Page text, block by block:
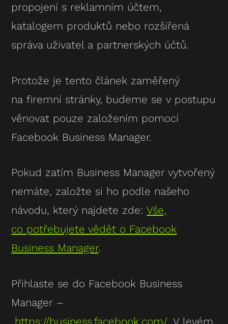
propojení s reklamním účtem,
katalogem produktů nebo rozšířená
správa uživatel a partnerských účtů.
Protože je tento článek zaměřený
na firemní stránky, budeme se v postupu
věnovat pouze založením pomocí
Facebook Business Manager.
Pokud zatím Business Manager vytvořený
nemáte, založte si ho podle našeho
návodu, který najdete zde:Vše,
co potřebujete vědět o Facebook
Business Manager.
Přihlaste se do Facebook Business
Manager –
https://business.facebook.com/ . V levém